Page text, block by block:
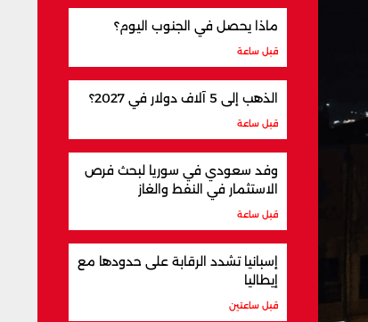
ماذا يحصل في الجنوب اليوم؟
قبل ساعة
الذهب إلى 5 آلاف دولار في 2027؟
قبل ساعة
وفد سعودي في سوريا لبحث فرص
الاستثمار في النفط والغاز
قبل ساعة
إسبانيا تشدد الرقابة على حدودها مع
إيطاليا
قبل ساعتين